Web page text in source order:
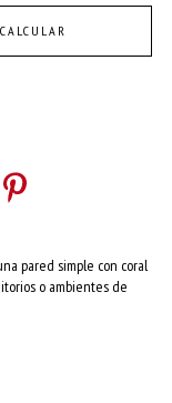
CALCULAR
pared simple con coral
o ambientes de